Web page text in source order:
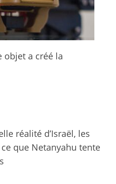
objet a créé la
réalité d’Israël, les
que Netanyahu tente